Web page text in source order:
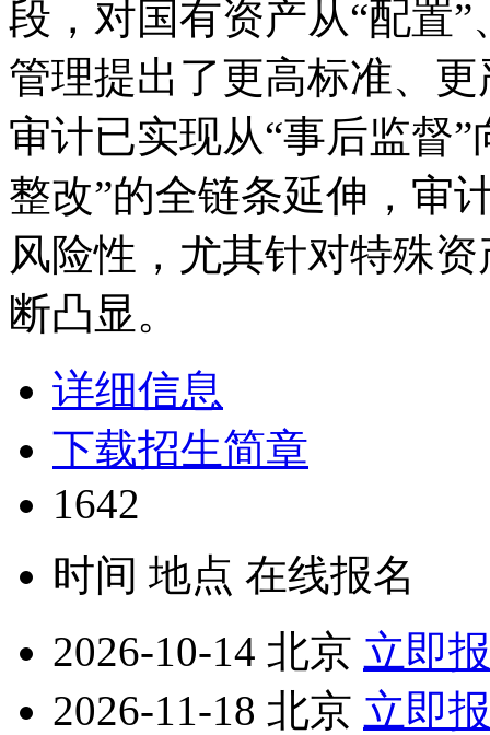
段，对国有资产从“配置”
管理提出了更高标准、
审计已实现从“事后监督
整改”的全链条延伸，审
风险性，尤其针对特殊
断凸显。
详细信息
下载招生简章
1642
时间 地点 在线报名
2026-10-14 北京 立即
2026-11-18 北京 立即